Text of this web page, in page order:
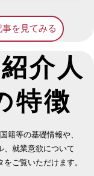
を見てみる
介人
特徴
籍等の基礎情報や、
、就業意欲について
をご覧いただけます。